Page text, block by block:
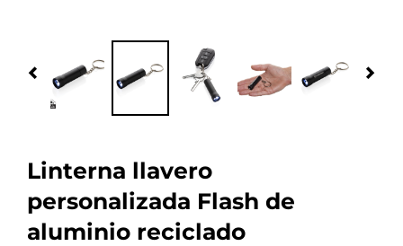
Previous
Linterna llavero
personalizada Flash de
aluminio reciclado